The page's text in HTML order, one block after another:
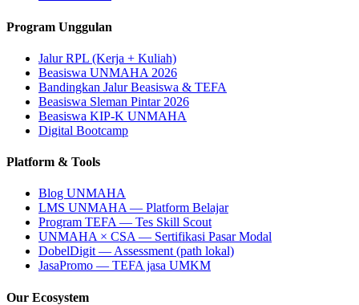
Program Unggulan
Jalur RPL (Kerja + Kuliah)
Beasiswa UNMAHA 2026
Bandingkan Jalur Beasiswa & TEFA
Beasiswa Sleman Pintar 2026
Beasiswa KIP-K UNMAHA
Digital Bootcamp
Platform & Tools
Blog UNMAHA
LMS UNMAHA — Platform Belajar
Program TEFA — Tes Skill Scout
UNMAHA × CSA — Sertifikasi Pasar Modal
DobelDigit — Assessment (path lokal)
JasaPromo — TEFA jasa UMKM
Our Ecosystem